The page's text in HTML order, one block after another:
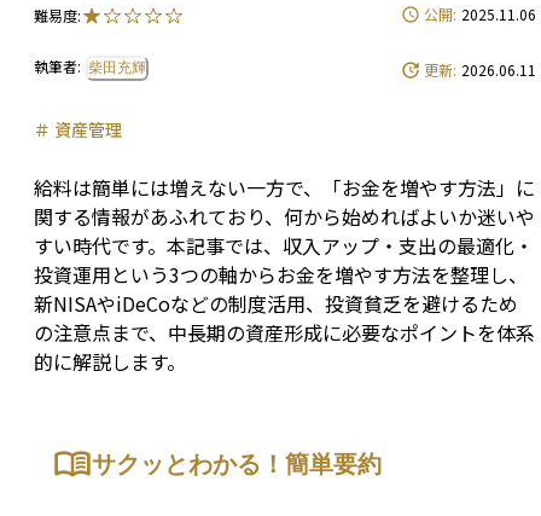
難易度:
執筆者: 柴田充輝
公開: 2025.11.06
更新: 2026.06.11
＃ 資産管理
給料は簡単には増えない一方で、「お金を増やす方法」に
関する情報があふれており、何から始めればよいか迷いや
すい時代です。本記事では、収入アップ・支出の最適化・
投資運用という3つの軸からお金を増やす方法を整理し、
新NISAやiDeCoなどの制度活用、投資貧乏を避けるため
の注意点まで、中長期の資産形成に必要なポイントを体系
的に解説します。
サクッとわかる！簡単要約